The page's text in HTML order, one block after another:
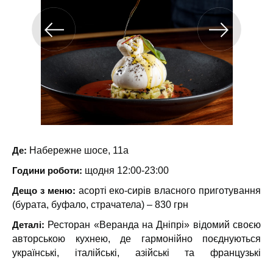
Де: Набережне шосе, 11а
Години роботи: щодня 12:00-23:00
Дещо з меню: асорті еко-сирів власного приготування
(бурата, буфало, страчатела) – 830 грн
Деталі: Ресторан «Веранда на Дніпрі» відомий своєю
авторською кухнею, де гармонійно поєднуються
українські, італійські, азійські та французькі